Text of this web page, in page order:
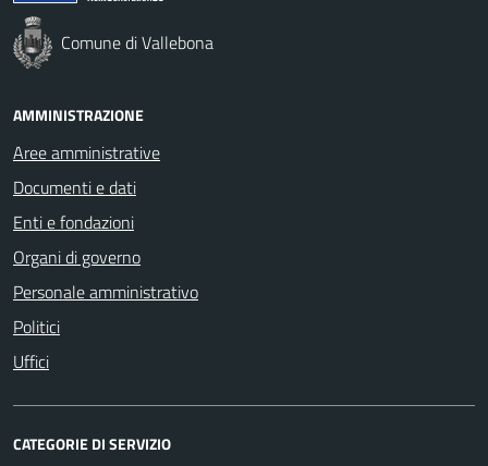
Comune di Vallebona
AMMINISTRAZIONE
Aree amministrative
Documenti e dati
Enti e fondazioni
Organi di governo
Personale amministrativo
Politici
Uffici
CATEGORIE DI SERVIZIO